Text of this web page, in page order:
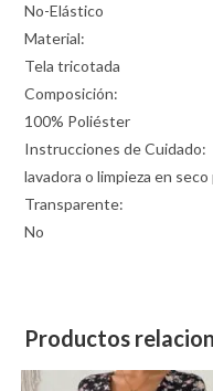
No-Elástico
Material:
Tela tricotada
Composición:
100% Poliéster
Instrucciones de Cuidado:
lavadora o limpieza en
Transparente:
No
Productos